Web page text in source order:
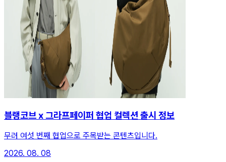
블랭코브 x 그라프페이퍼 협업 컬렉션 출시 정보
무려 여섯 번째 협업으로 주목받는 콘텐츠입니다.
2026. 08. 08